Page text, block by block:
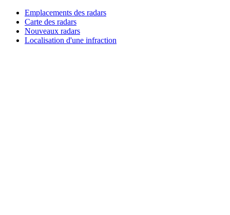
Emplacements des radars
Carte des radars
Nouveaux radars
Localisation d'une infraction